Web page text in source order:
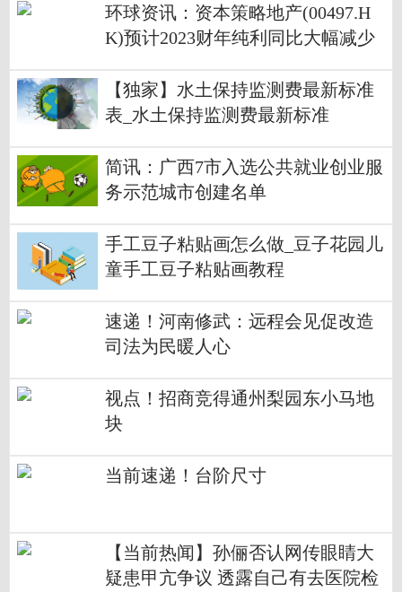
环球资讯：资本策略地产(00497.H
K)预计2023财年纯利同比大幅减少
【独家】水土保持监测费最新标准
表_水土保持监测费最新标准
简讯：广西7市入选公共就业创业服
务示范城市创建名单
手工豆子粘贴画怎么做_豆子花园儿
童手工豆子粘贴画教程
速递！河南修武：远程会见促改造
司法为民暖人心
视点！招商竞得通州梨园东小马地
块
当前速递！台阶尺寸
【当前热闻】孙俪否认网传眼睛大
疑患甲亢争议 透露自己有去医院检